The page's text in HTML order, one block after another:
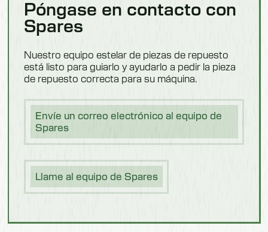
Confitería
Lechería
Póngase en contacto con
Spares
Nuestro equipo estelar de piezas de repuesto
está listo para guiarlo y ayudarlo a pedir la pieza
de repuesto correcta para su máquina.
Envíe un correo electrónico al equipo de
Spares
Llame al equipo de Spares